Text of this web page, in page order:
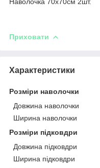
Приховати
Характеристики
Розміри наволочки
Довжина наволочки
Ширина наволочки
Розміри підковдри
Довжина підковдри
Ширина підковдри